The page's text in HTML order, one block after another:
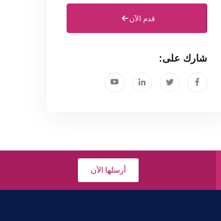
قدم الآن
شارك على:
أرسلها الآن